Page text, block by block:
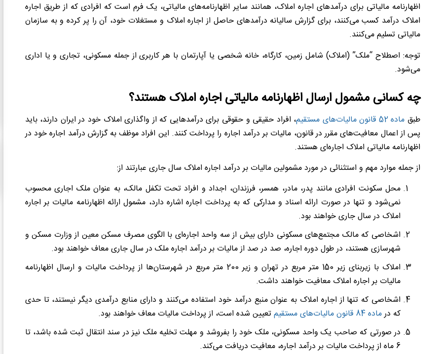
اظهارنامه مالیاتی برای درآمدهای اجاره املاک، همانند سایر اظهارنامه‌های مالیاتی، یک فرم است که افرادی که از طریق اجاره
املاک درآمد کسب می‌کنند، برای گزارش سالیانه درآمدهای حاصل از اجاره املاک و مستغلات خود، آن را پر کرده و به سازمان
مالیاتی تسلیم می‌کنند.
توجه: اصطلاح “ملک” (املاک) شامل زمین، کارگاه، خانه شخصی یا آپارتمان با هر کاربری از جمله مسکونی، تجاری و یا اداری
می‌شود.
چه کسانی مشمول ارسال اظهارنامه مالیاتی اجاره املاک هستند؟
طبق ماده 52 قانون مالیات‌های مستقیم
، افراد حقیقی و حقوقی برای درآمدهایی که از واگذاری املاک خود در ایران دارند، باید
پس از اعمال معافیت‌های مقرر در قانون، مالیات بر درآمد اجاره را پرداخت کنند. این افراد موظف به گزارش درآمد اجاره خود در
اظهارنامه مالیاتی املاک اجاره‌ای هستند.
از جمله موارد مهم و استثنائی در مورد مشمولین مالیات بر درآمد اجاره املاک سال جاری عبارتند از:
محل سکونت افرادی مانند پدر، مادر، همسر، فرزندان، اجداد و افراد تحت تکفل مالک، به عنوان ملک اجاری محسوب
نمی‌شود و تنها در صورت ارائه اسناد و مدارکی که به پرداخت اجاره اشاره دارد، مشمول ارائه اظهارنامه مالیات بر اجاره
املاک در سال جاری خواهند بود.
اشخاصی که مالک مجتمع‌های مسکونی دارای بیش از سه واحد اجاره‌ای با الگوی مصرف مسکن معین از وزارت مسکن و
شهرسازی هستند، در طول دوره اجاره، صد در صد از مالیات بر درآمد اجاره ملک در سال جاری معاف خواهند بود.
املاک با زیربنای زیر 150 متر مربع در تهران و زیر 200 متر مربع در شهرستان‌ها از پرداخت مالیات و ارسال اظهارنامه
مالیات بر اجاره املاک معافیت خواهند داشت.
اشخاصی که تنها از اجاره املاک به عنوان منبع درآمد خود استفاده می‌کنند و دارای منابع درآمدی دیگر نیستند، تا حدی
که درماده 84 قانون مالیات‌های مستقیم
تعیین شده است، از پرداخت مالیات معاف خواهند بود.
در صورتی که صاحب یک واحد مسکونی، ملک خود را بفروشد و مهلت تخلیه ملک نیز در سند انتقال ثبت شده باشد، تا
6 ماه از پرداخت مالیات بر درآمد اجاره، معافیت دریافت می‌کند.